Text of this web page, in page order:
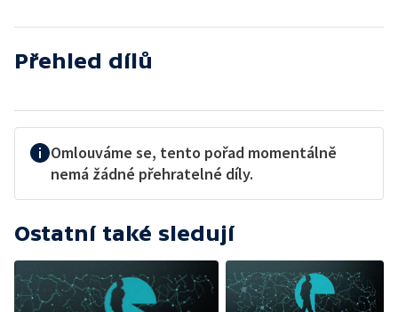
Přehled dílů
Omlouváme se, tento pořad momentálně
nemá žádné přehratelné díly.
Ostatní také sledují